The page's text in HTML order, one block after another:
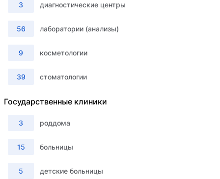
3 диагностические центры
56 лаборатории (анализы)
9 косметологии
39 стоматологии
Государственные клиники
3 роддома
15 больницы
5 детские больницы